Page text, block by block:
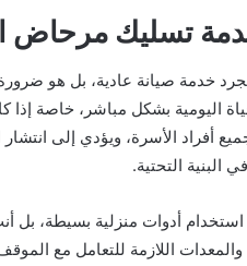
تسليك مرحاض
خدمة صيانة عادية، بل هو
اليومية بشكل مباشر، خاصة إذا
أفراد الأسرة، ويؤدي إلى
التحتية.
استخدام أدوات منزلية
اللازمة للتعامل مع